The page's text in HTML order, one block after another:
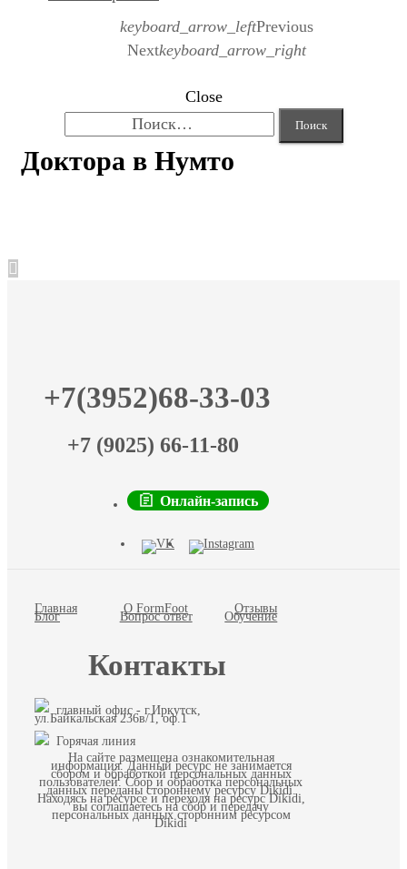
keyboard_arrow_leftPrevious
Nextkeyboard_arrow_right
Close
Доктора в Нумто
+7(3952)68-33-03
+7 (9025) 66-11-80
Онлайн-запись
Главная О FormFoot Отзывы
Блог Вопрос ответ Обучение
Контакты
главный офис - г.Иркутск,
ул.Байкальская 236в/1, оф.1
Горячая линия
На сайте размещена ознакомительная
информация. Данный ресурс не занимается
сбором и обработкой персональных данных
пользователей. Сбор и обработка персональных
данных переданы стороннему ресурсу Dikidi.
Находясь на ресурсе и переходя на ресурс Dikidi,
вы соглашаетесь на сбор и передачу
персональных данных сторонним ресурсом
Dikidi